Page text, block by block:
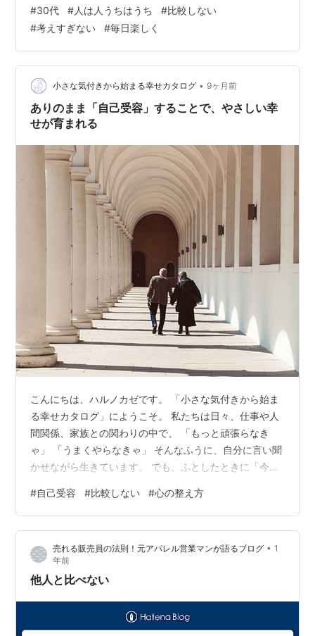
「●ちゃんの家はあるのに、なんでうちは買ってくれな
いのー」とよく親に言っていました。その際に親からは
よく「人は人、うちはうち」と口酸っぱく言われていま
した。今思えば、あれは他人が羨ましいからどうしても
近づきたくておねだりしたくて自分は発言してたんです
よね 人間ないものねだりなので、他人…
#30代 #人は人うちはうち #比較しない
#考えすぎない #毎日楽しく
小さな気付きから始まる幸せカタログ • 9ヶ月前
ありのまま「自己受容」することで、やさしい幸
せが育まれる
こんにちは、ハルノカゼです。 「小さな気付きから始ま
る幸せカタログ」にようこそ。 私たちは日々、仕事や人
間関係、家族との関わりの中で、 「もっと頑張らなき
ゃ」 「うまくやらなきゃ」 そんなふうに、自分に言い聞
かせながら生きています。 でも、ふとしたときに「今の
ませんか？ そんなときこそ思い出したいのが、“自己受
容”という考え方。 できない自分も、不器用な自分も、ち
ゃんと抱きしめてあげること。 それが、心を穏やかに
し、幸せを感じやすくしてくれる第一歩なのです。 今日
は、ありのままの自分を受け入れることが どう心の豊か
さにつながるのか。 そんな「…
#自己受容 #比較しない #心の整え方
売れる販売員の法則！元アパレル営業マンが語るブログ • 1
年前
他人と比べない